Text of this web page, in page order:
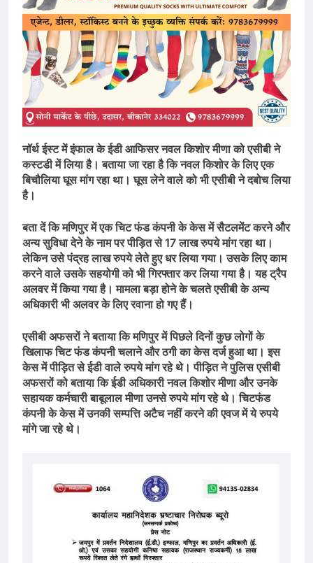
नॉर्थ ईस्ट में इंफाल के ईडी आफिसर नवल किशोर मीणा को एसीबी ने
कस्टडी में लिया है। बताया जा रहा है कि नवल किशोर के लिए एक
बिचौलिया घूस मांग रहा था। घूस लेने वाले को भी एसीबी ने दबोच लिया
है।
बता दें कि मणिपुर में एक चिट फंड कंपनी के केस में सैटलमेंट करने और
अन्य सुविधा देने के नाम पर पीड़ित से 17 लाख रुपये मांग रहा था।
लेकिन उसे पंद्रह लाख रुपये लेते हुए धर लिया गया। उसके लिए काम
करने वाले उसके सहयोगी को भी गिरफ्तार कर लिया गया है। यह ट्रैप
अलवर में किया गया है। मामला बड़ा होने के चलते एसीबी के अन्य
अधिकारी भी अलवर के लिए रवाना हो गए हैं।
एसीबी अफसरों ने बताया कि मणिपुर में पिछले दिनों कुछ लोगों के
खिलाफ चिट फंड कंपनी चलाने और ठगी का केस दर्ज हुआ था। इस
केस में पीड़ित से ईडी वाले रुपये मांग रहे थे। पीड़ित ने पुलिस एसीबी
अफसरों को बताया कि ईडी अधिकारी नवल किशोर मीणा और उनके
सहायक कर्मचारी बाबूलाल मीणा उनसे रुपये मांग रहे थे। चिटफंड
कंपनी के केस में उनकी सम्पत्ति अटैच नहीं करने की एवज में ये रुपये
मांगे जा रहे थे।